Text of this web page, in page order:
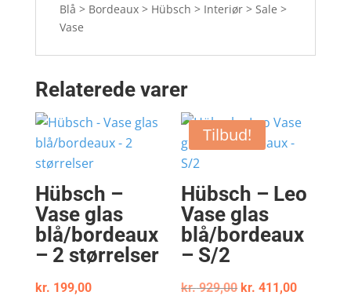
Blå > Bordeaux > Hübsch > Interiør > Sale >
Vase
Relaterede varer
Hübsch –
Vase glas
blå/bordeaux
– 2 størrelser
kr. 199,00
Tilbud!
Hübsch – Leo
Vase glas
blå/bordeaux
– S/2
kr.929,00 Den
kr. 411,00Den